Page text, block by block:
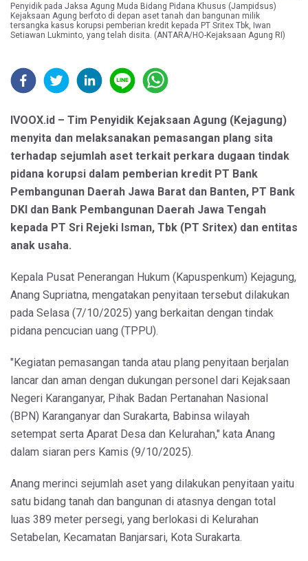
Penyidik pada Jaksa Agung Muda Bidang Pidana Khusus (Jampidsus)
Kejaksaan Agung berfoto di depan aset tanah dan bangunan milik
tersangka kasus korupsi pemberian kredit kepada PT Sritex Tbk, Iwan
Setiawan Lukminto, yang telah disita. (ANTARA/HO-Kejaksaan Agung RI)
IVOOX.id – Tim Penyidik Kejaksaan Agung (Kejagung)
menyita dan melaksanakan pemasangan plang sita
terhadap sejumlah aset terkait perkara dugaan tindak
pidana korupsi dalam pemberian kredit PT Bank
Pembangunan Daerah Jawa Barat dan Banten, PT Bank
DKI dan Bank Pembangunan Daerah Jawa Tengah
kepada PT Sri Rejeki Isman, Tbk (PT Sritex) dan entitas
anak usaha.
Kepala Pusat Penerangan Hukum (Kapuspenkum) Kejagung,
Anang Supriatna, mengatakan penyitaan tersebut dilakukan
pada Selasa (7/10/2025) yang berkaitan dengan tindak
pidana pencucian uang (TPPU).
"Kegiatan pemasangan tanda atau plang penyitaan berjalan
lancar dan aman dengan dukungan personel dari Kejaksaan
Negeri Karanganyar, Pihak Badan Pertanahan Nasional
(BPN) Karanganyar dan Surakarta, Babinsa wilayah
setempat serta Aparat Desa dan Kelurahan," kata Anang
dalam siaran pers Kamis (9/10/2025).
Anang merinci sejumlah aset yang dilakukan penyitaan yaitu
satu bidang tanah dan bangunan di atasnya dengan total
luas 389 meter persegi, yang berlokasi di Kelurahan
Setabelan, Kecamatan Banjarsari, Kota Surakarta.